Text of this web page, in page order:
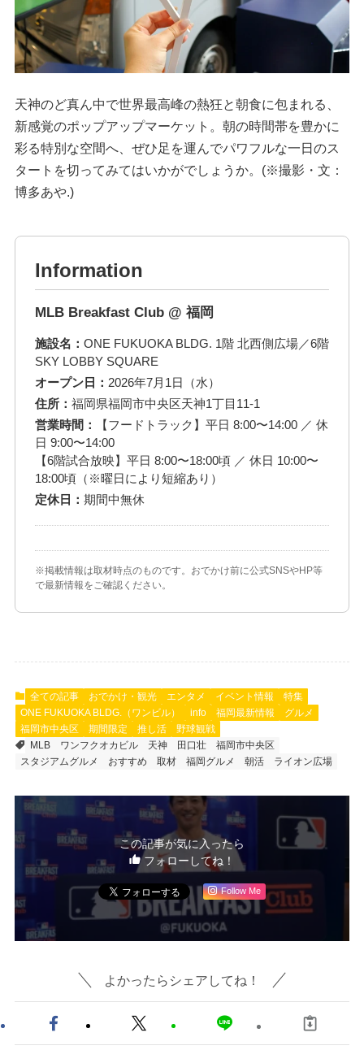
天神のど真ん中で世界最高峰の熱狂と朝食に包まれる、
新感覚のポップアップマーケット。朝の時間帯を豊かに
彩る特別な空間へ、ぜひ足を運んでパワフルな一日のス
タートを切ってみてはいかがでしょうか。(※撮影・文：
博多あや.)
Information
MLB Breakfast Club @ 福岡
施設名： ONE FUKUOKA BLDG. 1階 北西側広場／6階
SKY LOBBY SQUARE
オープン日： 2026年7月1日（水）
住所： 福岡県福岡市中央区天神1丁目11-1
営業時間：
【フードトラック】平日 8:00〜14:00 ／ 休
日 9:00〜14:00
【6階試合放映】平日 8:00〜18:00頃 ／ 休日 10:00〜
18:00頃（※曜日により短縮あり）
定休日： 期間中無休
※掲載情報は取材時点のものです。おでかけ前に公式SNSやHP等
で最新情報をご確認ください。
全ての記事 おでかけ・観光 エンタメ イベント情報
特集
ONE FUKUOKA BLDG.（ワンビル）
info 福岡最新情報
グルメ
福岡市中央区
期間限定 推し活
野球観戦
MLB
ワンフクオカビル 天神 田口壮
福岡市中央区
スタジアムグルメ
おすすめ 取材 福岡グルメ 朝活 ライオン広場
この記事が気に入ったら
フォローしてね！
Follow Me
よかったらシェアしてね！